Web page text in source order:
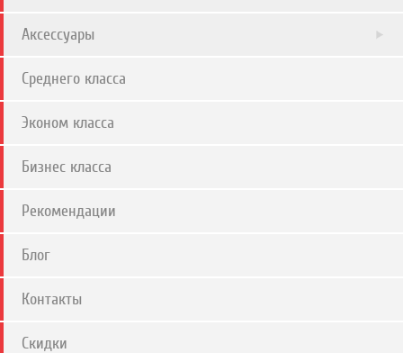
Аксессуары
Среднего класса
Эконом класса
Бизнес класса
Рекомендации
Блог
Контакты
Скидки